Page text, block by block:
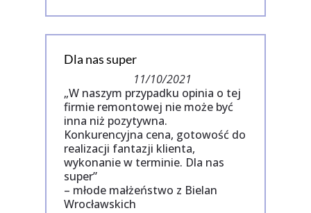
Dla nas super
11/10/2021
„W naszym przypadku opinia o tej
firmie remontowej nie może być
inna niż pozytywna.
Konkurencyjna cena, gotowość do
realizacji fantazji klienta,
wykonanie w terminie. Dla nas
super”
– młode małżeństwo z Bielan
Wrocławskich